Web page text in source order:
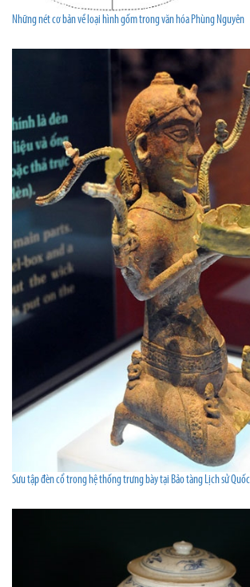
Những nét cơ bản về loại hình gốm trong văn hóa Phùng Nguyên
Sưu tập đèn cổ trong hệ thống trưng bày tại Bảo tàng Lịch sử